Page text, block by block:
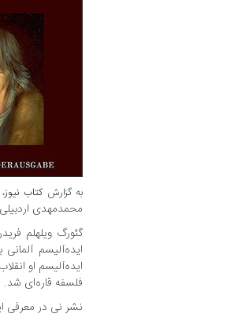
به گزارش کتاب نیوز
محمدمهدی
گئورگ ویلهلم
ایده‌آلیسم
ایده‌آلیسم او
فلسفه قاره‌ای شد.
نشر نی در معرفی